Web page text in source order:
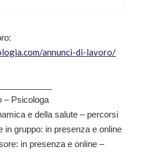
annunci-di-lavoro/
– Psicologa
e della salute – percorsi
in gruppo: in presenza e online
in presenza e online –